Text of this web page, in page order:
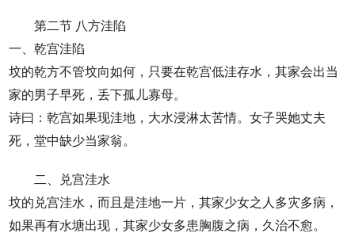
第二节 八方洼陷
一、乾宫洼陷
坟的乾方不管坟向如何，只要在乾宫低洼存水，其家会出当
家的男子早死，丢下孤儿寡母。
诗曰：乾宫如果现洼地，大水浸淋太苦情。女子哭她丈夫
死，堂中缺少当家翁。
二、兑宫洼水
坟的兑宫洼水，而且是洼地一片，其家少女之人多灾多病，
如果再有水塘出现，其家少女多患胸腹之病，久治不愈。